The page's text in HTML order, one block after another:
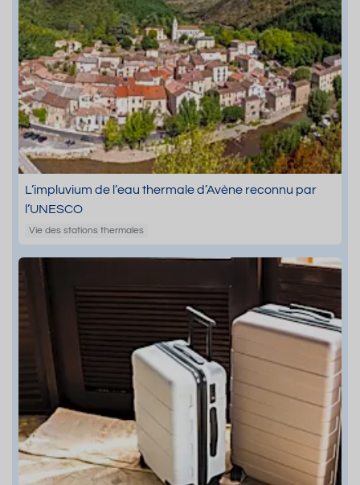
L’impluvium de l’eau thermale d’Avène reconnu par
l’UNESCO
Vie des stations thermales